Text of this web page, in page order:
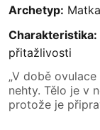
Archetyp:
Charakteristika:
přitažlivosti
„V době
nehty. Tělo je v
protože je